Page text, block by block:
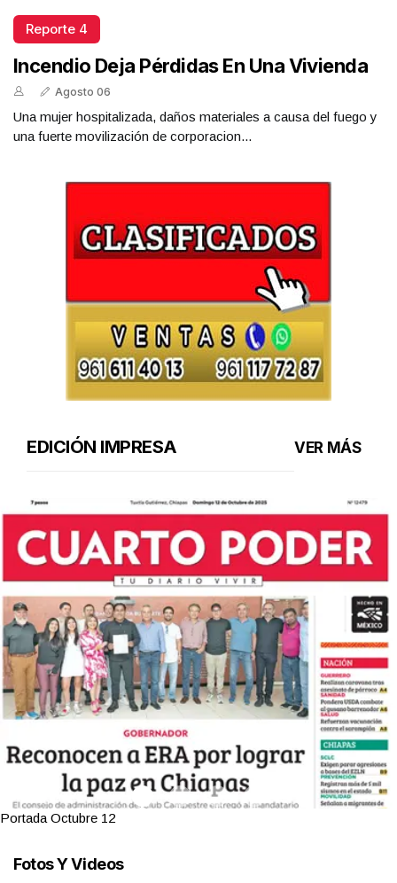
Reporte 4
Incendio Deja Pérdidas En Una Vivienda
Agosto 06
Una mujer hospitalizada, daños materiales a causa del fuego y
una fuerte movilización de corporacion...
EDICIÓN IMPRESA VER MÁS
Portada Octubre 12
Fotos Y Videos